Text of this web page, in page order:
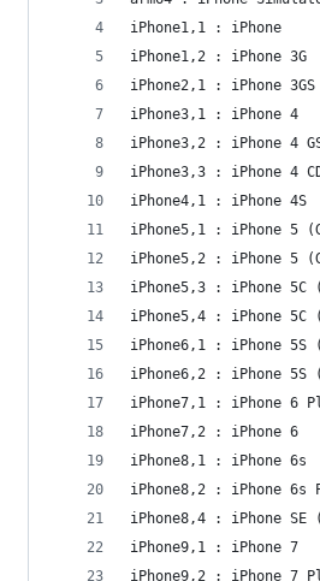
iPhone1,1 : iPhone
iPhone1,2 : iPhone 3G
iPhone2,1 : iPhone 3GS
iPhone3,1 : iPhone 4
iPhone3,2 : iPhone 4
iPhone3,3 : iPhone 4
iPhone4,1 : iPhone 4S
iPhone5,1 : iPhone 5
iPhone5,2 : iPhone 5
iPhone5,3 : iPhone 5C
iPhone5,4 : iPhone 5C
iPhone6,1 : iPhone 5S
iPhone6,2 : iPhone 5S
iPhone7,1 : iPhone 6
iPhone7,2 : iPhone 6
iPhone8,1 : iPhone 6s
iPhone8,2 : iPhone 6s
iPhone8,4 : iPhone SE
iPhone9,1 : iPhone 7
iPhone9,2 : iPhone 7